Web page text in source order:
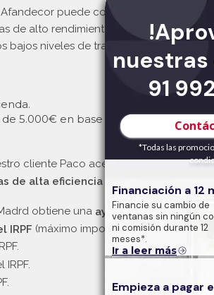
puede conseguir la
de alto rendimiento con las que
bajos niveles de transmitancia y
5.000€ en base anual.
cliente Paco aceptó un presupuesto
de alta eficiencia energética:
obtiene una ayuda directa de
IRPF (máximo importe de 5.000€ por
91
*Todas las
Financiación a 12
Financie su cambio de
ventanas sin ningún
ni comisión durante 12
meses*.
Ir a leer más
Empieza a pagar